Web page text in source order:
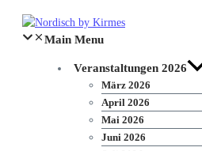
Zum
Inhalt
Main Menu
Veranstaltungen 2026
März 2026
April 2026
Mai 2026
Juni 2026